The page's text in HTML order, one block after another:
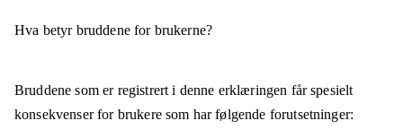
Hva betyr bruddene for brukerne?
Bruddene som er registrert i denne erklæringen får spesielt
konsekvenser for brukere som har følgende forutsetninger: